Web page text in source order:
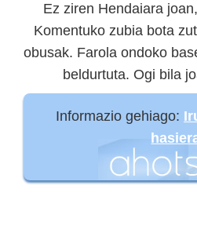
Ez ziren Hendaiara
Komentuko zubia bota
obusak. Farola ondoko
beldurtuta. Ogi bila
Informazio gehiago: